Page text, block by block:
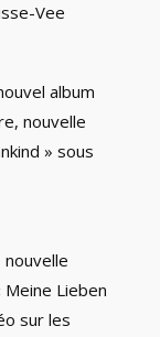
Vee
album
nouvelle
» sous
nouvelle
Lieben
sur les